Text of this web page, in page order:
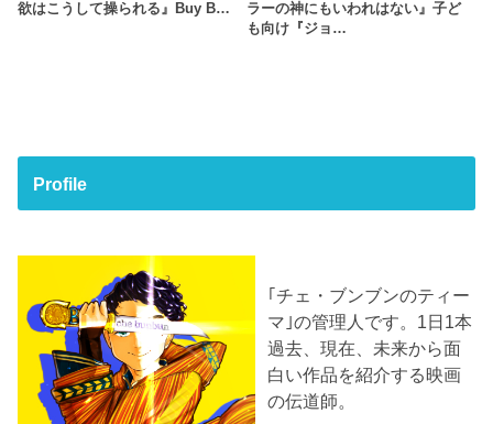
欲はこうして操られる』Buy B…
ラーの神にもいわれはない』子ど
も向け『ジョ…
Profile
｢チェ・ブンブンのティー
マ｣の管理人です。1日1本
過去、現在、未来から面
白い作品を紹介する映画
の伝道師。